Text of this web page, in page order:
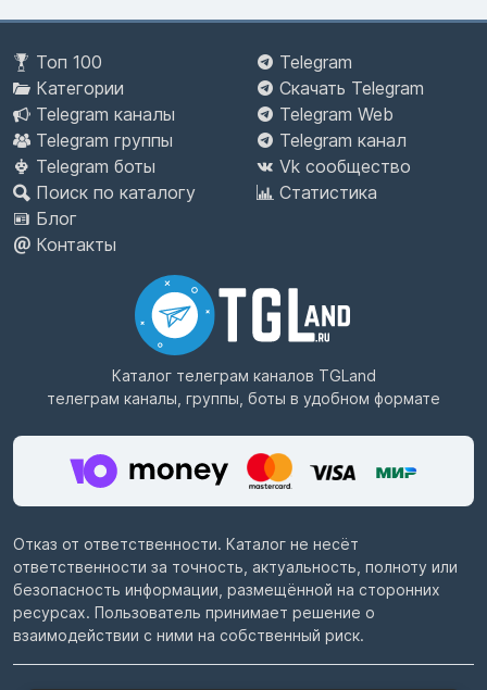
Топ 100
Категории
Telegram каналы
Telegram группы
Telegram боты
Поиск по каталогу
Блог
Контакты
Telegram
Скачать Telegram
Telegram Web
Telegram канал
Vk сообщество
Статистика
Каталог телеграм каналов TGLand
телеграм каналы, группы, боты в удобном формате
Отказ от ответственности. Каталог не несёт
ответственности за точность, актуальность, полноту или
безопасность информации, размещённой на сторонних
ресурсах. Пользователь принимает решение о
взаимодействии с ними на собственный риск.